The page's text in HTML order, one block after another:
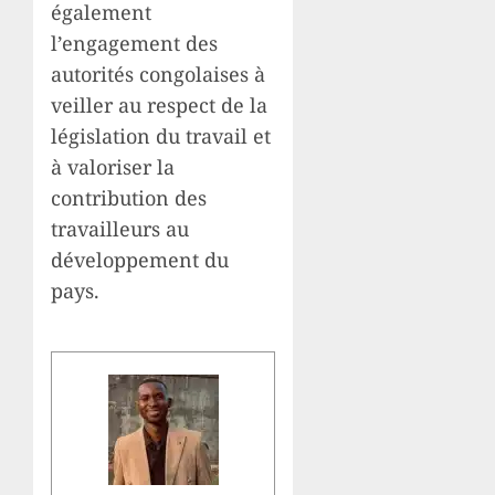
également
l’engagement des
autorités congolaises à
veiller au respect de la
législation du travail et
à valoriser la
contribution des
travailleurs au
développement du
pays.